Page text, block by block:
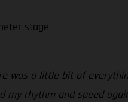
stage
was a little bit of
my rhythm and speed